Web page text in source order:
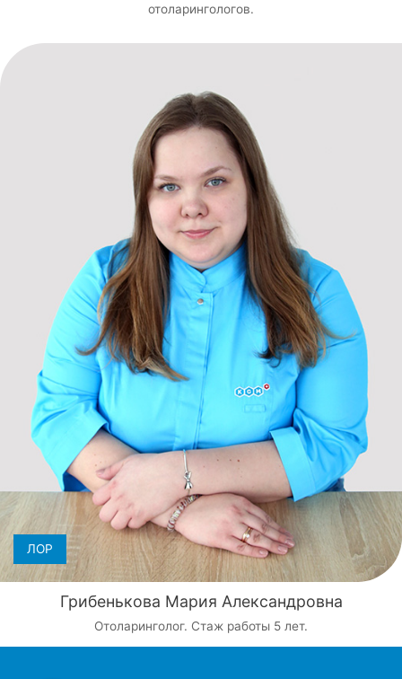
отоларингологов.
Грибенькова Мария Александровна
Отоларинголог. Стаж работы 5 лет.
ЛОР